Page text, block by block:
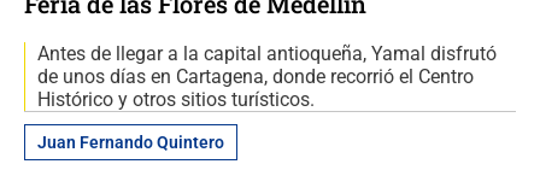
Antes de llegar a la capital antioqueña, Yamal disfrutó
de unos días en Cartagena, donde recorrió el Centro
Histórico y otros sitios turísticos.
Juan Fernando Quintero